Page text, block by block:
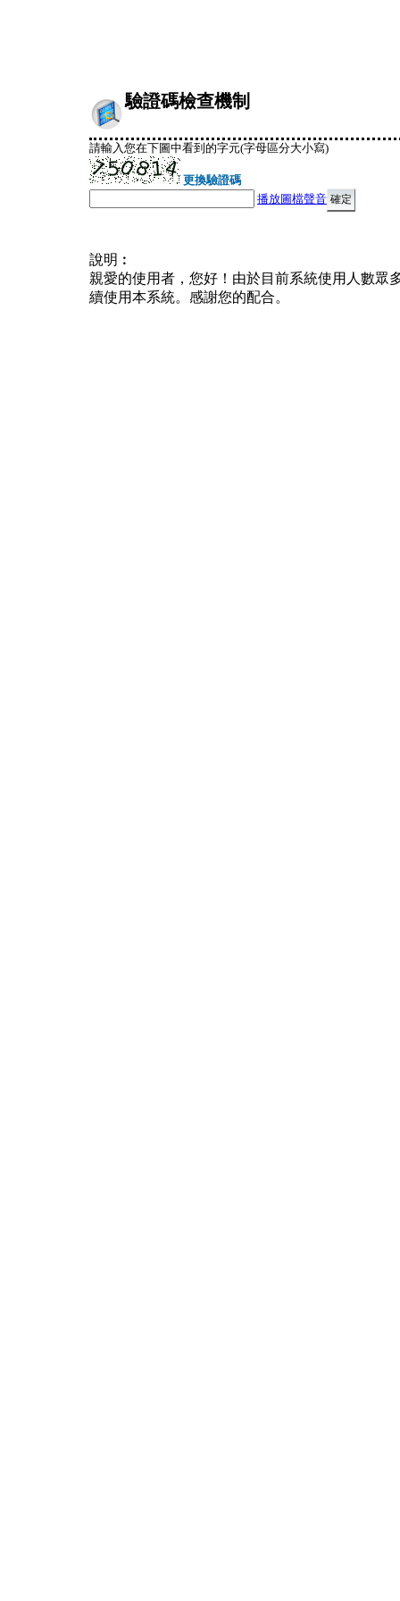
驗證碼檢查機制
請輸入您在下圖中看到的字元(字母區分大小寫)
更換驗證碼
播放圖檔聲音
說明︰
親愛的使用者，您好！由於目前系統使用人數眾
續使用本系統。感謝您的配合。